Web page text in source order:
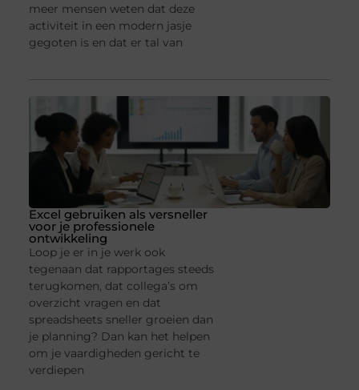
meer mensen weten dat deze
activiteit in een modern jasje
gegoten is en dat er tal van
Excel gebruiken als versneller
voor je professionele
ontwikkeling
Loop je er in je werk ook
tegenaan dat rapportages steeds
terugkomen, dat collega’s om
overzicht vragen en dat
spreadsheets sneller groeien dan
je planning? Dan kan het helpen
om je vaardigheden gericht te
verdiepen